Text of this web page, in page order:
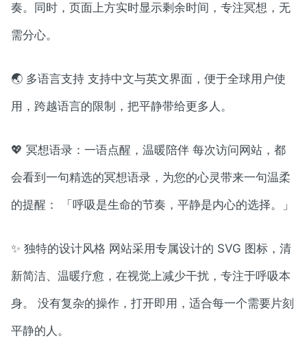
奏。同时，页面上方实时显示剩余时间，专注冥想，无
需分心。
🌏 多语言支持 支持中文与英文界面，便于全球用户使
用，跨越语言的限制，把平静带给更多人。
💖 冥想语录：一语点醒，温暖陪伴 每次访问网站，都
会看到一句精选的冥想语录，为您的心灵带来一句温柔
的提醒： 「呼吸是生命的节奏，平静是内心的选择。」
✨ 独特的设计风格 网站采用专属设计的 SVG 图标，清
新简洁、温暖疗愈，在视觉上减少干扰，专注于呼吸本
身。 没有复杂的操作，打开即用，适合每一个需要片刻
平静的人。